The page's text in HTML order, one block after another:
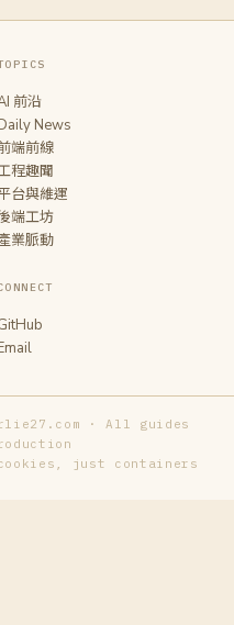
前沿
News
端前線
程趣聞
台與維運
端工坊
業脈動
· All guides
just containers